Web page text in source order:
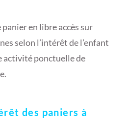
en libre accès sur
selon l’intérêt de l’enfant
activité ponctuelle de
des paniers à